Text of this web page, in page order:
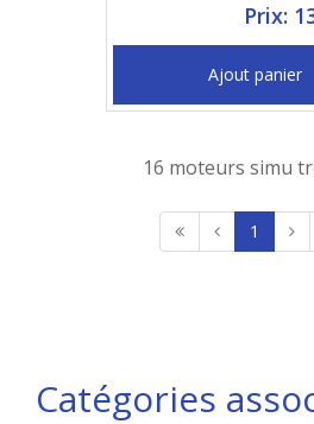
Prix:
Ajout panier
16 moteurs simu
1
Catégories